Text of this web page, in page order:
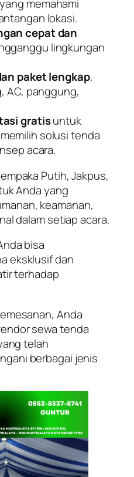
yang memahami
lokasi.
cepat dan
lingkungan
paket lengkap,
AC, panggung,
gratisuntuk
solusi tenda
acara.
Putih, Jakpus,
Anda yang
keamanan,
dalam setiap acara.
bisa
eksklusif dan
terhadap
Anda
sewa tenda
telah
berbagai jenis